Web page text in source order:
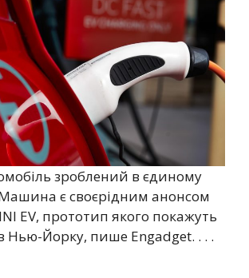
зроблений в єдиному
є своєрідним анонсом
EV, прототип якого покажуть
Нью-Йорку, пише Engadget. . . .